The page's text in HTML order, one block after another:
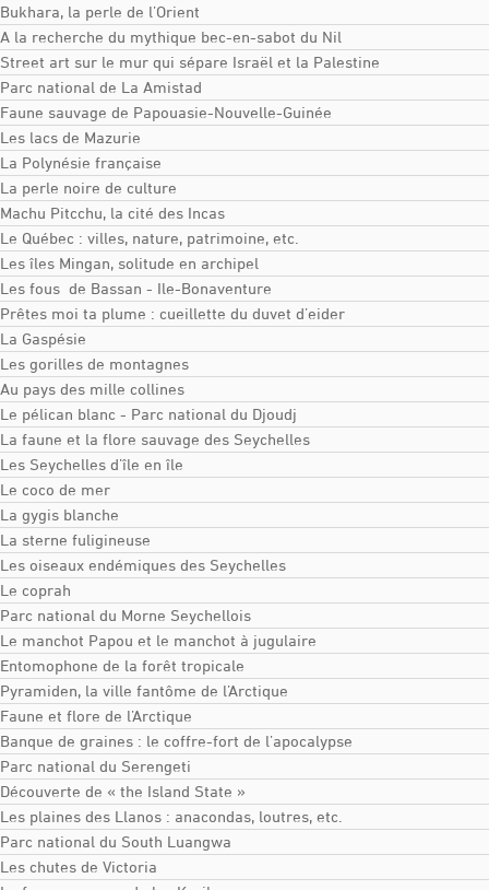
Bukhara, la perle de l’Orient
A la recherche du mythique bec-en-sabot du Nil
Street art sur le mur qui sépare Israël et la Palestine
Parc national de La Amistad
Faune sauvage de Papouasie-Nouvelle-Guinée
Les lacs de Mazurie
La Polynésie française
La perle noire de culture
Machu Pitcchu, la cité des Incas
Le Québec : villes, nature, patrimoine, etc.
Les îles Mingan, solitude en archipel
Les fous de Bassan - Ile-Bonaventure
Prêtes moi ta plume : cueillette du duvet d’eider
La Gaspésie
Les gorilles de montagnes
Au pays des mille collines
Le pélican blanc - Parc national du Djoudj
La faune et la flore sauvage des Seychelles
Les Seychelles d’île en île
Le coco de mer
La gygis blanche
La sterne fuligineuse
Les oiseaux endémiques des Seychelles
Le coprah
Parc national du Morne Seychellois
Le manchot Papou et le manchot à jugulaire
Entomophone de la forêt tropicale
Pyramiden, la ville fantôme de l’Arctique
Faune et flore de l’Arctique
Banque de graines : le coffre-fort de l’apocalypse
Parc national du Serengeti
Découverte de « the Island State »
Les plaines des Llanos : anacondas, loutres, etc.
Parc national du South Luangwa
Les chutes de Victoria